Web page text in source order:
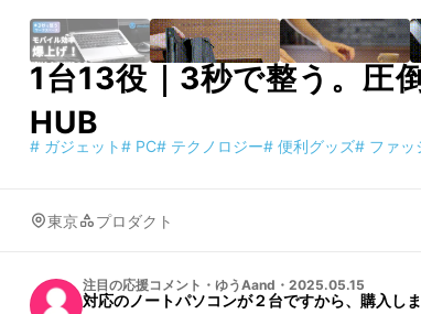
1台13役｜3秒で整う。圧
HUB
# ガジェット# PC# テクノロジー# 便利グッズ# ファッ
東京 プロダクト
注目の応援コメント ・ ゆうAand ・ 2025.05.15
対応のノートパソコンが２台ですから、購入し